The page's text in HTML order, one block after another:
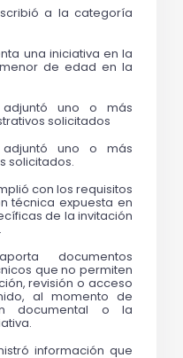
a la categoría
una iniciativa en la
de edad en la
uno o más
solicitados
uno o más
solicitados.
con los requisitos
técnica expuesta en
de la invitación
documentos
que no permiten
revisión o acceso
al momento de
documental o la
información que